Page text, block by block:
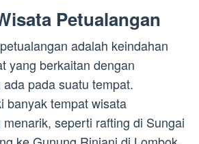
Petualangan
adalah keindahan
yang berkaitan dengan
pada suatu tempat.
banyak tempat wisata
seperti rafting di Sungai